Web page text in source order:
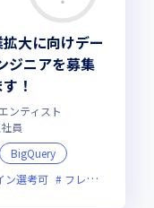
大に向けデー
ジニアを募集
！
ンティスト
員
BigQuery
ン選考可 フレックス制度あり